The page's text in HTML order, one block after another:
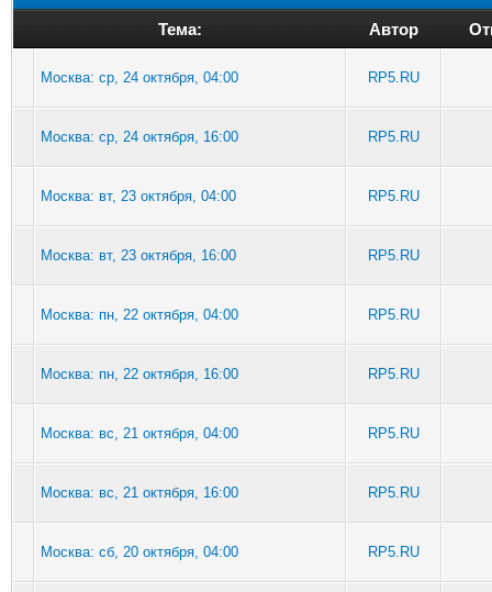
Тема: Автор
Москва: ср, 24 октября, 04:00 RP5.RU
Москва: ср, 24 октября, 16:00 RP5.RU
Москва: вт, 23 октября, 04:00 RP5.RU
Москва: вт, 23 октября, 16:00 RP5.RU
Москва: пн, 22 октября, 04:00 RP5.RU
Москва: пн, 22 октября, 16:00 RP5.RU
Москва: вс, 21 октября, 04:00 RP5.RU
Москва: вс, 21 октября, 16:00 RP5.RU
Москва: сб, 20 октября, 04:00 RP5.RU